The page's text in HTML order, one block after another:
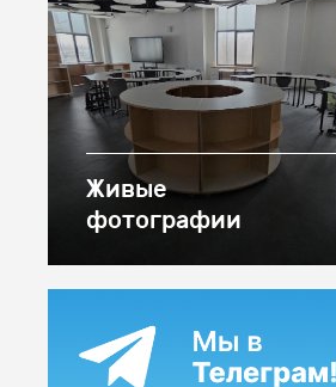
Живые
фотографии